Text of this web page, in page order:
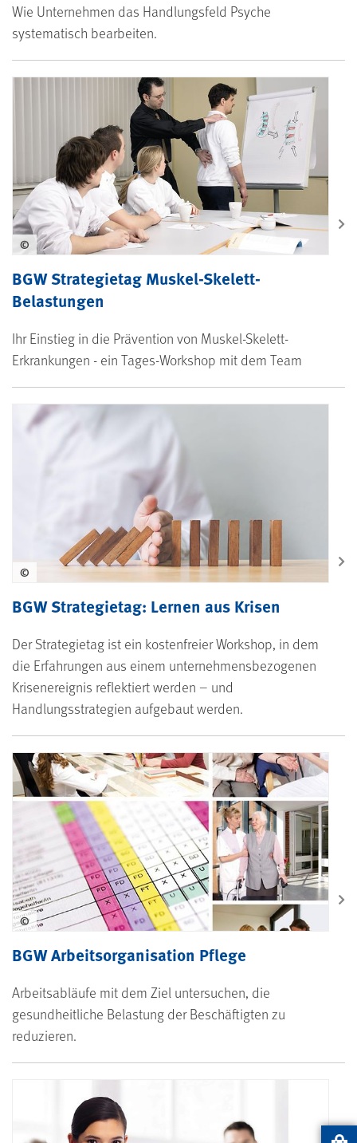
Wie Unternehmen das Handlungsfeld Psyche
systematisch bearbeiten.
BGW Strategietag Muskel-Skelett-
Belastungen
Ihr Einstieg in die Prävention von Muskel-Skelett-
Erkrankungen - ein Tages-Workshop mit dem Team
©
BGW Strategietag: Lernen aus Krisen
Der Strategietag ist ein kostenfreier Workshop, in dem
die Erfahrungen aus einem unternehmens­bezogenen
Krisen­ereignis reflektiert werden – und
Handlungsstrategien aufgebaut werden.
©
BGW Arbeitsorganisation Pflege
Arbeitsabläufe mit dem Ziel untersuchen, die
gesundheitliche Belastung der Beschäftigten zu
reduzieren.
©